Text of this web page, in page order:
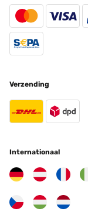
Amazon-Benutzer
Vertaal
Das Hochbeet
Eindruck! Gerne
Vertaal
Verzending
Internationaal